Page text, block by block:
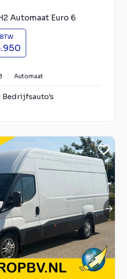
Automaat Euro 6
Automaat
Bedrijfsauto's